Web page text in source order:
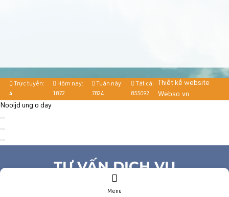
Trực tuyến:
4
Hôm nay:
1872
Tuần này:
7824
Tất cả:
855092
Thiết kế website
Webso.vn
Menu
Nooijd ung o day
TƯ VẤN DỊCH VỤ